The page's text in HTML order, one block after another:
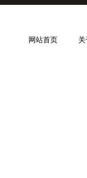
网站首页